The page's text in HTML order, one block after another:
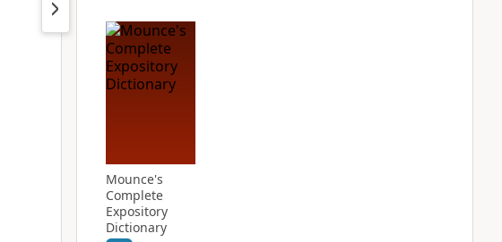
Mounce's
Complete
Expository
Dictionary